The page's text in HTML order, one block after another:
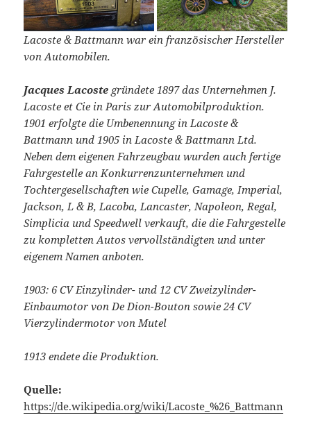
Lacoste & Battmann war ein französischer Hersteller
von Automobilen.
Jacques Lacoste gründete 1897 das Unternehmen J.
Lacoste et Cie in Paris zur Automobilproduktion.
1901 erfolgte die Umbenennung in Lacoste &
Battmann und 1905 in Lacoste & Battmann Ltd.
Neben dem eigenen Fahrzeugbau wurden auch fertige
Fahrgestelle an Konkurrenzunternehmen und
Tochtergesellschaften wie Cupelle, Gamage, Imperial,
Jackson, L & B, Lacoba, Lancaster, Napoleon, Regal,
Simplicia und Speedwell verkauft, die die Fahrgestelle
zu kompletten Autos vervollständigten und unter
eigenem Namen anboten.
1903: 6 CV Einzylinder- und 12 CV Zweizylinder-
Einbaumotor von De Dion-Bouton sowie 24 CV
Vierzylindermotor von Mutel
1913 endete die Produktion.
Quelle:
https://de.wikipedia.org/wiki/Lacoste_%26_Battmann